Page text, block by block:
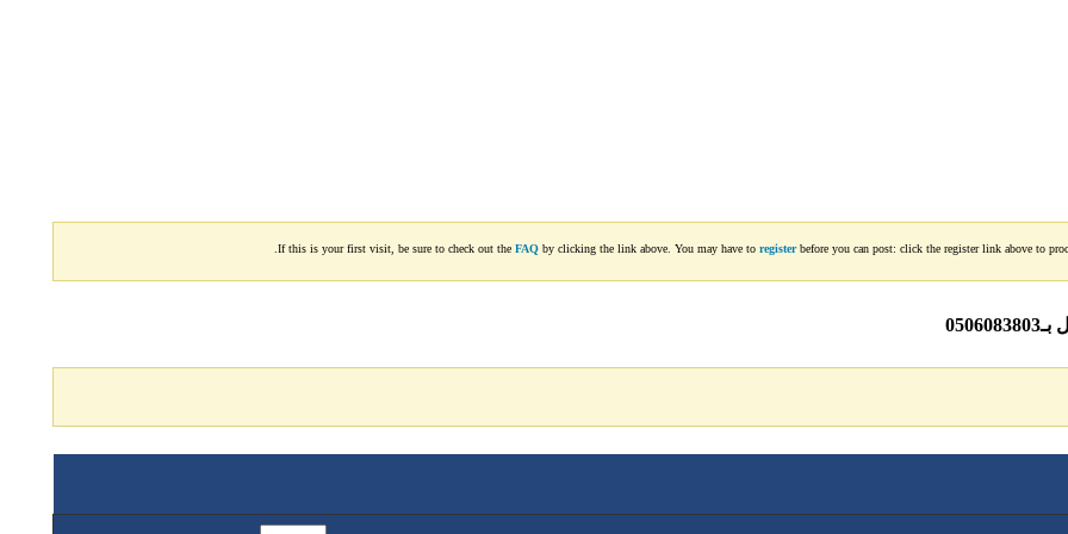
If this is your first visit, be sure to check out the FAQ by clicking the link above. You may have to registerbefore you can post: click the register link above to